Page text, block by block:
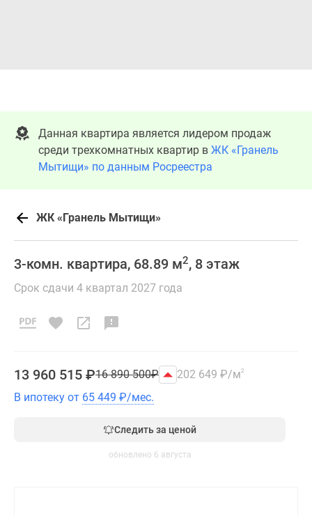
Данная квартира является лидером продаж
среди трехкомнатных квартир в ЖК «Гранель
Мытищи» по данным Росреестра
ЖК «Гранель Мытищи»
3-комн. квартира, 68.89 м2, 8 этаж
Срок сдачи 4 квартал 2027 года
13 960 515 ₽16 890 500₽ 202 649 ₽/м2
В ипотеку от 65 449 ₽/мес.
Следить за ценой
обновлено 6 августа